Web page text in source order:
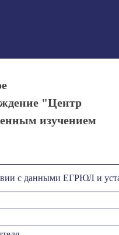
"Центр
изучением
с данными ЕГРЮЛ и